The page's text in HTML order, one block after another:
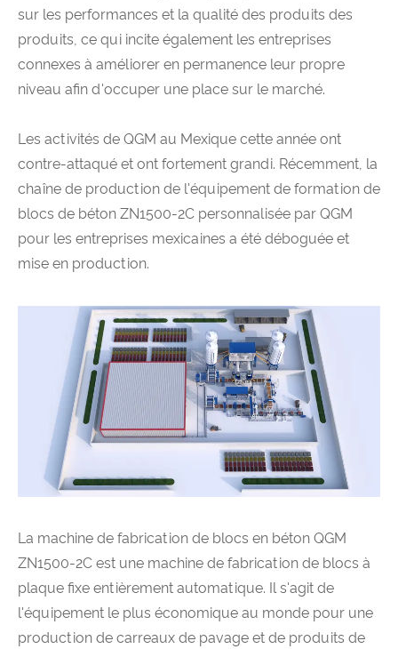
sur les performances et la qualité des produits des
produits, ce qui incite également les entreprises
connexes à améliorer en permanence leur propre
niveau afin d'occuper une place sur le marché.
Les activités de QGM au Mexique cette année ont
contre-attaqué et ont fortement grandi. Récemment, la
chaîne de production de l'équipement de formation de
blocs de béton ZN1500-2C personnalisée par QGM
pour les entreprises mexicaines a été déboguée et
mise en production.
La machine de fabrication de blocs en béton QGM
ZN1500-2C est une machine de fabrication de blocs à
plaque fixe entièrement automatique. Il s'agit de
l'équipement le plus économique au monde pour une
production de carreaux de pavage et de produits de